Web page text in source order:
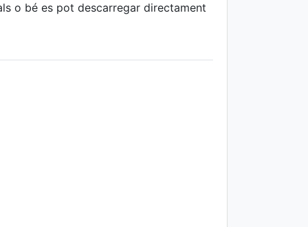
o bé es pot descarregar directament